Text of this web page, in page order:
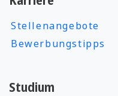
Stellenangebote
Bewerbungstipps
Studium